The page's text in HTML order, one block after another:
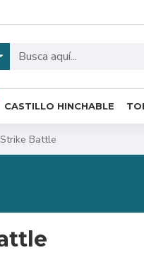
CASTILLO HINCHABLE
Battle